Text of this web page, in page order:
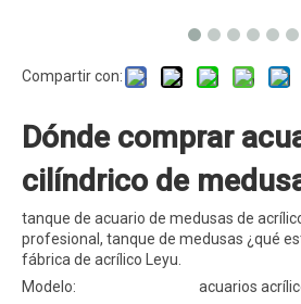
Compartir con:
Dónde comprar
cilíndrico de
tanque de acuario de medusas de
profesional, tanque de medusas ¿qué
fábrica de acrílico Leyu.
Modelo:
acuarios